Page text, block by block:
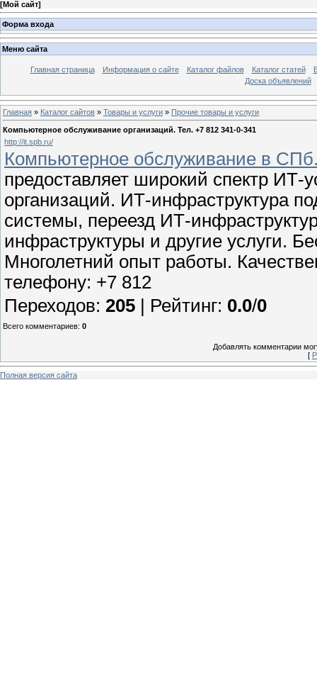
[Мой сайт]
Форма входа
Меню сайта
Главная страница Информация о сайте Каталог файлов Каталог статей
Доска объявлений
Главная » Каталог сайтов » Товары и услуги » Прочие товары и услуги
Компьютерное обслуживание организаций. Тел. +7 812 341-0-341
http://it.spb.ru/
Компьютерное обслуживание в
предоставляет широкий спектр ИТ-
организаций. ИТ-инфраструктура
системы, переезд ИТ-
инфраструктуры и другие услуги.
Многолетний опыт работы.
телефону: +7 812
Переходов: 205 | Рейтинг: 0.0/0
Всего комментариев: 0
Добавлять комментарии
[
Полная версия сайта